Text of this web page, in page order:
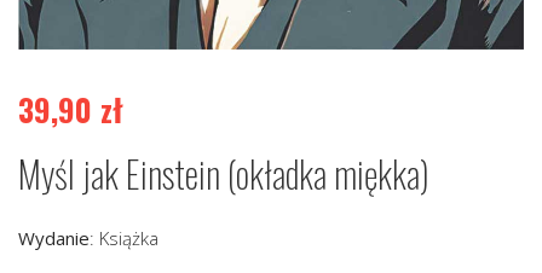
39,90 zł
Myśl jak Einstein (okładka miękka)
Wydanie: Książka